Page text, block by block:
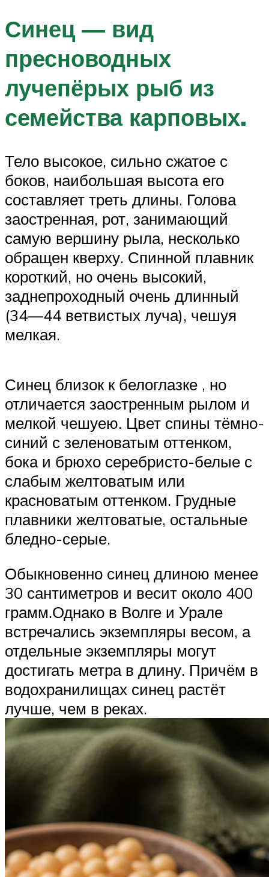
Синец — вид
пресноводных
лучепёрых рыб из
семейства карповых.
Тело высокое, сильно сжатое с
боков, наибольшая высота его
составляет треть длины. Голова
заостренная, рот, занимающий
самую вершину рыла, несколько
обращен кверху. Спинной плавник
короткий, но очень высокий,
заднепроходный очень длинный
(34—44 ветвистых луча), чешуя
мелкая.
Синец близок к белоглазке , но
отличается заостренным рылом и
мелкой чешуею. Цвет спины тёмно-
синий с зеленоватым оттенком,
бока и брюхо серебристо-белые с
слабым желтоватым или
красноватым оттенком. Грудные
плавники желтоватые, остальные
бледно-серые.
Обыкновенно синец длиною менее
30 сантиметров и весит около 400
грамм.Однако в Волге и Урале
встречались экземпляры весом, а
отдельные экземпляры могут
достигать метра в длину. Причём в
водохранилищах синец растёт
лучше, чем в реках.